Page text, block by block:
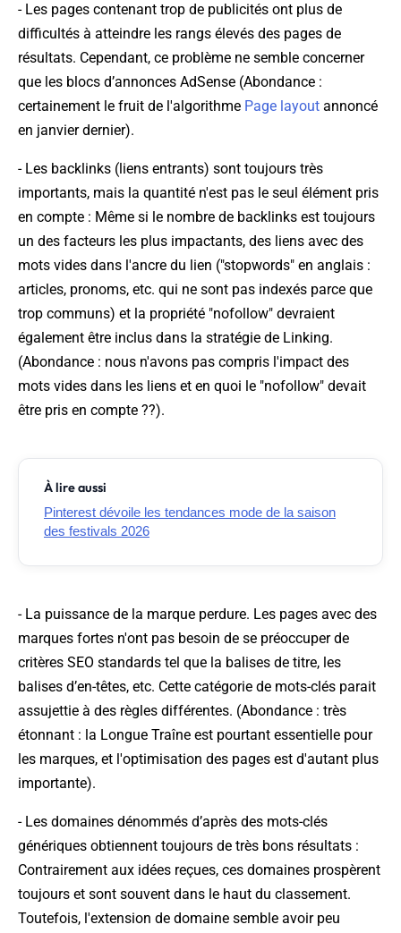
- Les pages contenant trop de publicités ont plus de
difficultés à atteindre les rangs élevés des pages de
résultats. Cependant, ce problème ne semble concerner
que les blocs d’annonces AdSense (Abondance :
certainement le fruit de l'algorithme Page layout annoncé
en janvier dernier).
- Les backlinks (liens entrants) sont toujours très
importants, mais la quantité n'est pas le seul élément pris
en compte : Même si le nombre de backlinks est toujours
un des facteurs les plus impactants, des liens avec des
mots vides dans l'ancre du lien ("stopwords" en anglais :
articles, pronoms, etc. qui ne sont pas indexés parce que
trop communs) et la propriété "nofollow" devraient
également être inclus dans la stratégie de Linking.
(Abondance : nous n'avons pas compris l'impact des
mots vides dans les liens et en quoi le "nofollow" devait
être pris en compte ??).
À lire aussi
Pinterest dévoile les tendances mode de la saison
des festivals 2026
- La puissance de la marque perdure. Les pages avec des
marques fortes n'ont pas besoin de se préoccuper de
critères SEO standards tel que la balises de titre, les
balises d’en-têtes, etc. Cette catégorie de mots-clés parait
assujettie à des règles différentes. (Abondance : très
étonnant : la Longue Traîne est pourtant essentielle pour
les marques, et l'optimisation des pages est d'autant plus
importante).
- Les domaines dénommés d’après des mots-clés
génériques obtiennent toujours de très bons résultats :
Contrairement aux idées reçues, ces domaines prospèrent
toujours et sont souvent dans le haut du classement.
Toutefois, l'extension de domaine semble avoir peu